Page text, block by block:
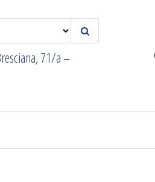
71/a –